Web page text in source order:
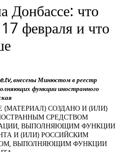
Донбассе: что
февраля и что
внесены Минюстом в реестр
функции иностранного
СОЗДАНО И (ИЛИ)
СРЕДСТВОМ
ВЫПОЛНЯЮЩИМ ФУНКЦИИ
И (ИЛИ) РОССИЙСКИМ
ВЫПОЛНЯЮЩИМ ФУНКЦИИ